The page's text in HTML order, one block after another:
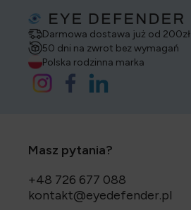
Darmowa dostawa już od 200zł
50 dni na zwrot bez wymagań
Polska rodzinna marka
Masz pytania?
+48 726 677 088
kontakt@eyedefender.pl